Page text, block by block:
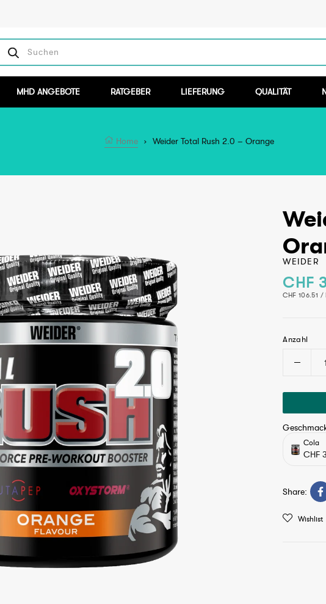
Suchen
MHD ANGEBOTE RATGEBER LIEFERUNG QUALITÄT
Home › Weider Total Rush 2.0 – Orange
WEIDER
CHF
GRUNDPREIS
CHF 106.51 /
Anzahl
Cola
CHF
Share:
Wishlist